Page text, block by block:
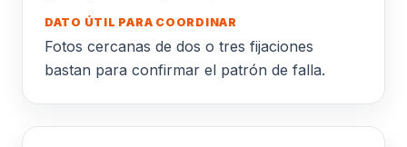
DATO ÚTIL PARA COORDINAR
Fotos cercanas de dos o tres fijaciones
bastan para confirmar el patrón de falla.